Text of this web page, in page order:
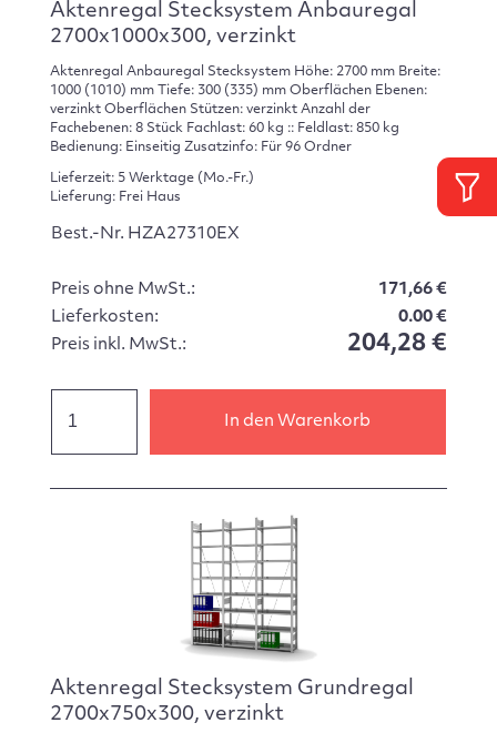
Aktenregal Stecksystem Anbauregal
2700x1000x300, verzinkt
Aktenregal Anbauregal Stecksystem Höhe: 2700 mm Breite:
1000 (1010) mm Tiefe: 300 (335) mm Oberflächen Ebenen:
verzinkt Oberflächen Stützen: verzinkt Anzahl der
Fachebenen: 8 Stück Fachlast: 60 kg :: Feldlast: 850 kg
Bedienung: Einseitig Zusatzinfo: Für 96 Ordner
Lieferzeit: 5 Werktage (Mo.-Fr.)
Lieferung: Frei Haus
Best.-Nr. HZA27310EX
Preis ohne MwSt.:
171,66 €
Lieferkosten:
0.00 €
Preis inkl. MwSt.:
204,28 €
In den Warenkorb
Aktenregal Stecksystem Grundregal
2700x750x300, verzinkt